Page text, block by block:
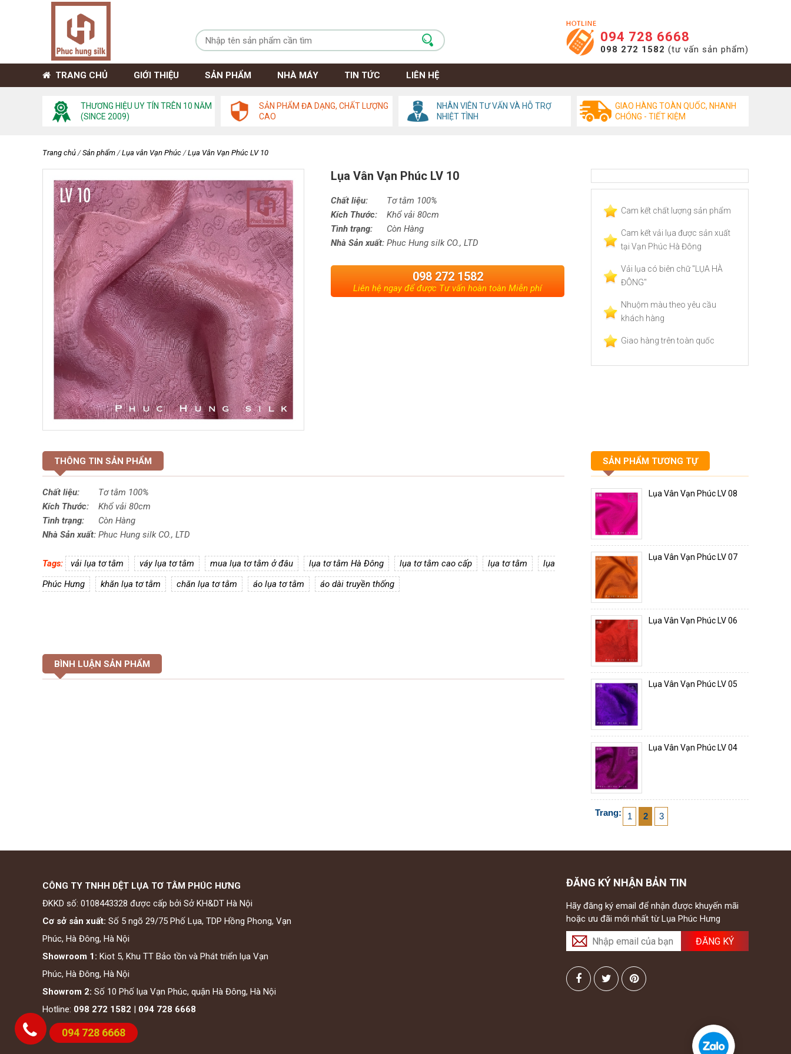
094 728 6668
098 272 1582 (tư vấn sản phẩm)
TRANG CHỦ GIỚI THIỆU SẢN PHẨM NHÀ MÁY TIN TỨC LIÊN HỆ
THƯƠNG HIỆU UY TÍN TRÊN 10 NĂM
(SINCE 2009)
SẢN PHẨM ĐA DẠNG, CHẤT LƯỢNG
CAO
NHÂN VIÊN TƯ VẤN VÀ HỖ TRỢ
NHIỆT TÌNH
GIAO HÀNG TOÀN QUỐC, NHANH
CHÓNG - TIẾT KIỆM
Trang chủ / Sản phẩm / Lụa vân Vạn Phúc / Lụa Vân Vạn Phúc LV 10
Lụa Vân Vạn Phúc LV 10
Chất liệu: Tơ tằm 100%
Kích Thước: Khổ vải 80cm
Tình trạng: Còn Hàng
Nhà Sản xuất: Phuc Hung silk CO., LTD
098 272 1582
Liên hệ ngay để được Tư vấn hoàn toàn Miễn phí
Cam kết chất lượng sản phẩm
Cam kết vải lụa được sản xuất
tại Vạn Phúc Hà Đông
Vải lụa có biên chữ "LỤA HÀ
ĐÔNG"
Nhuộm màu theo yêu cầu
khách hàng
Giao hàng trên toàn quốc
THÔNG TIN SẢN PHẨM
Chất liệu: Tơ tằm 100%
Kích Thước: Khổ vải 80cm
Tình trạng: Còn Hàng
Nhà Sản xuất: Phuc Hung silk CO., LTD
Tags: vải lụa tơ tằm váy lụa tơ tằm mua lụa tơ tằm ở đâu lụa tơ tằm Hà Đông lụa tơ tằm cao cấp lụa tơ tằm
lụa
Phúc Hưng
khăn lụa tơ tằm chăn lụa tơ tằm áo lụa tơ tằm áo dài truyền thống
BÌNH LUẬN SẢN PHẨM
SẢN PHẨM TƯƠNG TỰ
Lụa Vân Vạn Phúc LV 08
Lụa Vân Vạn Phúc LV 07
Lụa Vân Vạn Phúc LV 06
Lụa Vân Vạn Phúc LV 05
Lụa Vân Vạn Phúc LV 04
Trang: 1 2 3
CÔNG TY TNHH DỆT LỤA TƠ TẰM PHÚC HƯNG
ĐKKD số: 0108443328 được cấp bởi Sở KH&DT Hà Nội
Cơ sở sản xuất: Số 5 ngõ 29/75 Phố Lụa, TDP Hồng Phong, Vạn
Phúc, Hà Đông, Hà Nội
Showroom 1: Kiot 5, Khu TT Bảo tồn và Phát triển lụa Vạn
Phúc, Hà Đông, Hà Nội
Showrom 2: Số 10 Phố lụa Vạn Phúc, quận Hà Đông, Hà Nội
Hotline: 098 272 1582 | 094 728 6668
ĐĂNG KÝ NHẬN BẢN TIN
Hãy đăng ký email để nhận được khuyến mãi
hoặc ưu đãi mới nhất từ Lụa Phúc Hưng
094 728 6668